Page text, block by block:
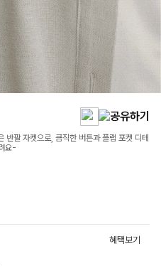
반팔 자켓으로, 큼직한 버튼과 플랩 포켓 디테
요-
혜택보기